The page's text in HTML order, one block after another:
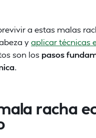
a estas malas
yaplicar técnicas
son los pasos
racha